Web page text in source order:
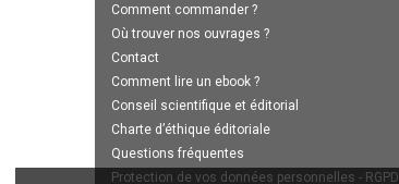
Comment commander ?
Où trouver nos ouvrages ?
Contact
Comment lire un ebook ?
Conseil scientifique et éditorial
Charte d’éthique éditoriale
Questions fréquentes
Protection de vos données personnelles - RGPD